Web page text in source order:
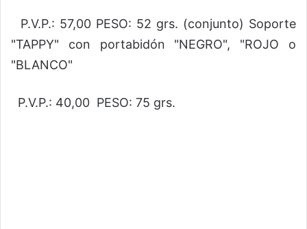
P.V.P.: 57,00 PESO: 52 grs. (conjunto) Soporte
"TAPPY" con portabidón "NEGRO", "ROJO o
"BLANCO"
P.V.P.: 40,00 PESO: 75 grs.